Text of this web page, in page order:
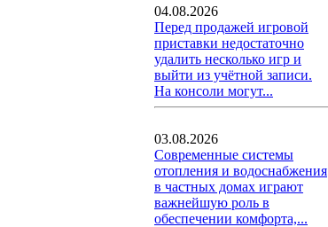
04.08.2026
Перед продажей игровой
приставки недостаточно
удалить несколько игр и
выйти из учётной записи.
На консоли могут...
03.08.2026
Современные системы
отопления и водоснабжения
в частных домах играют
важнейшую роль в
обеспечении комфорта,...